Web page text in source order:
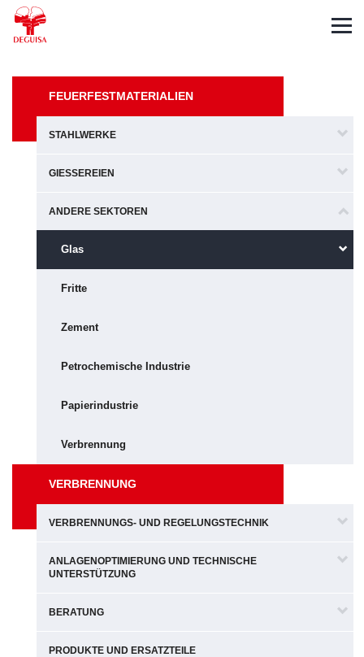
FEUERFESTMATERIALIEN
STAHLWERKE
GIESSEREIEN
ANDERE SEKTOREN
Glas
Fritte
Zement
Petrochemische Industrie
Papierindustrie
Verbrennung
VERBRENNUNG
VERBRENNUNGS- UND REGELUNGSTECHNIK
ANLAGENOPTIMIERUNG UND TECHNISCHE
UNTERSTÜTZUNG
BERATUNG
PRODUKTE UND ERSATZTEILE